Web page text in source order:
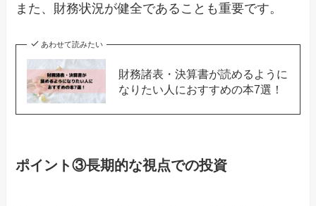
また、財務状況が健全であることも重要です。
あわせて読みたい
財務諸表・決算書が読めるように
なりたい人におすすめの本7選！
ポイント③長期的な視点での投資